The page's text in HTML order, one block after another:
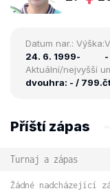
Datum nar.:
24. 6. 1999
Výška:
-
-
Aktuální/nejvyšší
dvouhra: - / 799.
Příští zápas
Turnaj a zápas
Žádné nadcházející